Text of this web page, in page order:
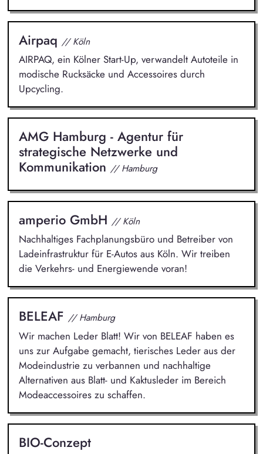
Airpaq // Köln
AIRPAQ, ein Kölner Start-Up, verwandelt Autoteile in
modische Rucksäcke und Accessoires durch
Upcycling.
AMG Hamburg - Agentur für
strategische Netzwerke und
Kommunikation // Hamburg
amperio GmbH // Köln
Nachhaltiges Fachplanungsbüro und Betreiber von
Ladeinfrastruktur für E-Autos aus Köln. Wir treiben
die Verkehrs- und Energiewende voran!
BELEAF // Hamburg
Wir machen Leder Blatt! Wir von BELEAF haben es
uns zur Aufgabe gemacht, tierisches Leder aus der
Modeindustrie zu verbannen und nachhaltige
Alternativen aus Blatt- und Kaktusleder im Bereich
Modeaccessoires zu schaffen.
BIO-Conzept